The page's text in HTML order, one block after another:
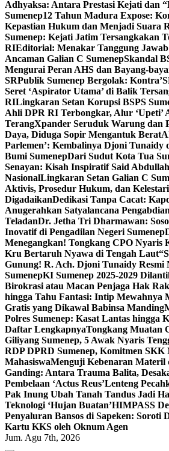
Adhyaksa: Antara Prestasi Kejati dan
Sumenep12 Tahun Madura Expose:
Kepastian Hukum dan Menjadi Suara
Sumenep: Kejati Jatim Tersangkakan
RIEditorial: Menakar Tanggung
Ancaman Galian C SumenepSkandal
Mengurai Peran AHS dan Bayang-
SRPublik Sumenep Bergolak:
Seret ‘Aspirator Utama’ di Balik
RILingkaran Setan Korupsi BSPS
Ahli DPR RI Terbongkar, Alur ‘Upeti’
TerangXpander Seruduk Warung dan
Daya, Diduga Sopir Mengantuk Berat
Parlemen’: Kembalinya Djoni Tunaidy
Bumi SumenepDari Sudut Kota Tua
Senayan: Kisah Inspiratif Said Abdullah
NasionalLingkaran Setan Galian C
Aktivis, Prosedur Hukum, dan
DigadaikanDedikasi Tanpa Cacat:
Anugerahkan Satyalancana
TeladanDr. Jetha Tri Dharmawan:
Inovatif di Pengadilan Negeri Sumenep
Menegangkan! Tongkang CPO Nyaris
Kru Bertaruh Nyawa di Tengah Laut
Gunung! R. Ach. Djoni Tunaidy Resmi
SumenepKI Sumenep 2025-2029
Birokrasi atau Macan Penjaga Hak
hingga Tahu Fantasi: Intip Mewahnya
Gratis yang Dikawal Babinsa Manding
Polres Sumenep: Kasat Lantas hingga
Daftar LengkapnyaTongkang Muatan
Giliyang Sumenep, 5 Awak Nyaris
RDP DPRD Sumenep, Komitmen SKK
MahasiswaMenguji Kebenaran Materil
Ganding: Antara Trauma Balita,
Pembelaan ‘Actus Reus’Lenteng
Pak Inung Ubah Tanah Tandus Jadi
Teknologi ‘Hujan Buatan’HIMPASS
Penyaluran Bansos di Sapeken: Soroti
Kartu KKS oleh Oknum Agen
Jum. Agu 7th, 2026